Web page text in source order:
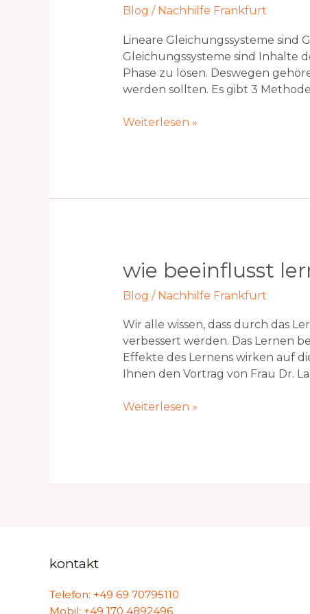
Blog / Nachhilfe Frankfurt
Lineare Gleichungssysteme sind
Gleichungssysteme sind Inhalte
Phase zu lösen. Deswegen
werden sollten. Es gibt 3
Weiterlesen »
wie beeinflusst
Blog / Nachhilfe Frankfurt
Wir alle wissen, dass durch das
verbessert werden. Das Lernen
Effekte des Lernens wirken auf
Ihnen den Vortrag von Frau Dr.
Wie
beeinflusst
Lernen
Gehirn?
Weiterlesen »
kontakt
Telefon: +49 69 70795110
Mobil: +49 170 4892496